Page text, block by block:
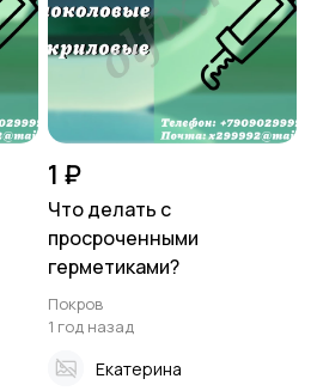
1 ₽
Что делать с
просроченными
герметиками?
Покров
1 год назад
Екатерина